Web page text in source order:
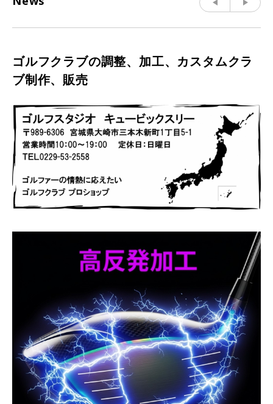
ゴルフクラブの調整、加工、カスタムクラ
ブ制作、販売